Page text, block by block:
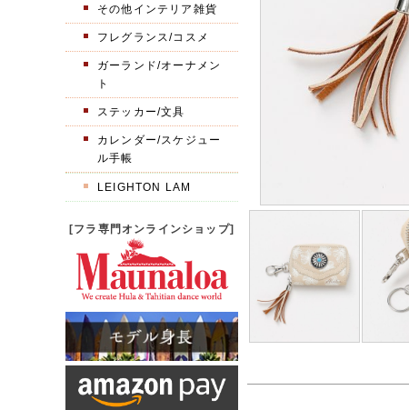
その他インテリア雑貨
フレグランス/コスメ
ガーランド/オーナメン
ト
ステッカー/文具
カレンダー/スケジュー
ル手帳
LEIGHTON LAM
[フラ専門オンラインショップ]